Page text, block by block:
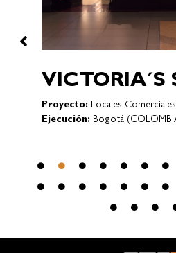
VICTORIA´S
Proyecto: Locales Comerciales
Ejecución: Bogotá